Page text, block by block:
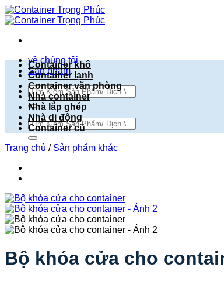
Bỏ
qua
dung
về chúng tôi
Sản phẩm
Tìm
kiếm:
Tìm
kiếm:
Container khô
Container lạnh
Container văn phòng
Nhà container
Nhà lắp ghép
Nhà di động
Container cũ
Trang chủ / Sản phẩm khác
Bộ khóa cửa cho